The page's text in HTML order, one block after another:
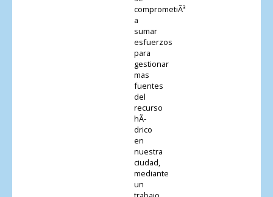
comprometiÃ³
a
sumar
esfuerzos
para
gestionar
mas
fuentes
del
recurso
hÃ­
drico
en
nuestra
ciudad,
mediante
un